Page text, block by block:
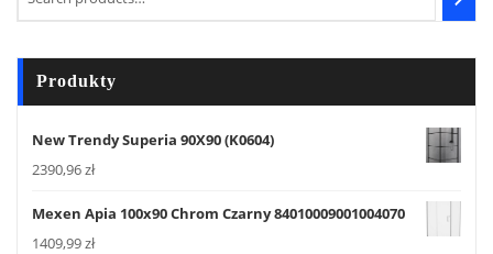
Produkty
New Trendy Superia 90X90 (K0604)
2390,96zł
Mexen Apia 100x90 Chrom Czarny 84010009001004070
1409,99zł